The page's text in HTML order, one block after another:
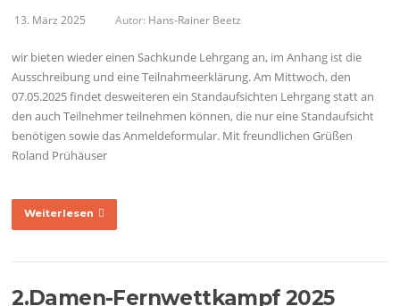
13. März 2025 Autor: Hans-Rainer Beetz
wir bieten wieder einen Sachkunde Lehrgang an, im Anhang ist die
Ausschreibung und eine Teilnahmeerklärung. Am Mittwoch, den
07.05.2025 findet desweiteren ein Standaufsichten Lehrgang statt an
den auch Teilnehmer teilnehmen können, die nur eine Standaufsicht
benötigen sowie das Anmeldeformular. Mit freundlichen Grüßen
Roland Prühäuser
Weiterlesen
2.Damen-Fernwettkampf 2025